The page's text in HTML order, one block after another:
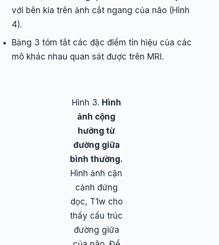
với bên kia trên ảnh cắt ngang của não (Hình
4).
Bảng 3 tóm tắt các đặc điểm tín hiệu của các
mô khác nhau quan sát được trên MRI.
Hình 3. Hình
ảnh cộng
hưởng từ
đường giữa
bình thường.
Hình ảnh cận
cảnh đứng
dọc, T1w cho
thấy cấu trúc
đường giữa